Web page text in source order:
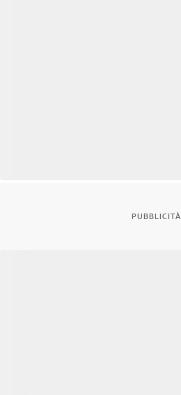
PUBBLICITÀ